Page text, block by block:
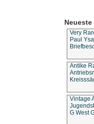
Very
Paul
Antike
Vintage
G West